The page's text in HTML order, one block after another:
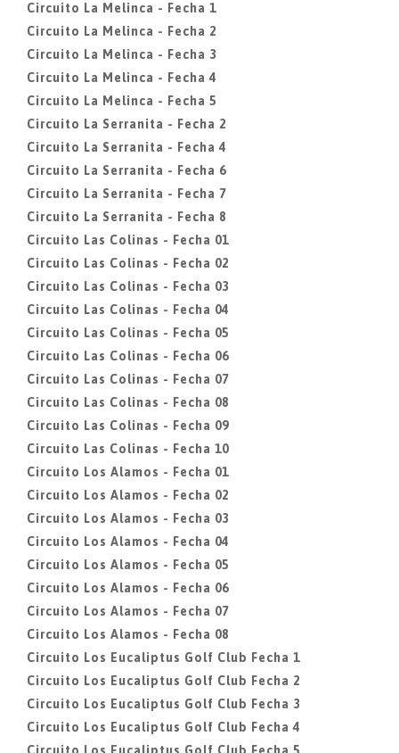
Circuito La Melinca - Fecha 1
Circuito La Melinca - Fecha 2
Circuito La Melinca - Fecha 3
Circuito La Melinca - Fecha 4
Circuito La Melinca - Fecha 5
Circuito La Serranita - Fecha 2
Circuito La Serranita - Fecha 4
Circuito La Serranita - Fecha 6
Circuito La Serranita - Fecha 7
Circuito La Serranita - Fecha 8
Circuito Las Colinas - Fecha 01
Circuito Las Colinas - Fecha 02
Circuito Las Colinas - Fecha 03
Circuito Las Colinas - Fecha 04
Circuito Las Colinas - Fecha 05
Circuito Las Colinas - Fecha 06
Circuito Las Colinas - Fecha 07
Circuito Las Colinas - Fecha 08
Circuito Las Colinas - Fecha 09
Circuito Las Colinas - Fecha 10
Circuito Los Alamos - Fecha 01
Circuito Los Alamos - Fecha 02
Circuito Los Alamos - Fecha 03
Circuito Los Alamos - Fecha 04
Circuito Los Alamos - Fecha 05
Circuito Los Alamos - Fecha 06
Circuito Los Alamos - Fecha 07
Circuito Los Alamos - Fecha 08
Circuito Los Eucaliptus Golf Club Fecha 1
Circuito Los Eucaliptus Golf Club Fecha 2
Circuito Los Eucaliptus Golf Club Fecha 3
Circuito Los Eucaliptus Golf Club Fecha 4